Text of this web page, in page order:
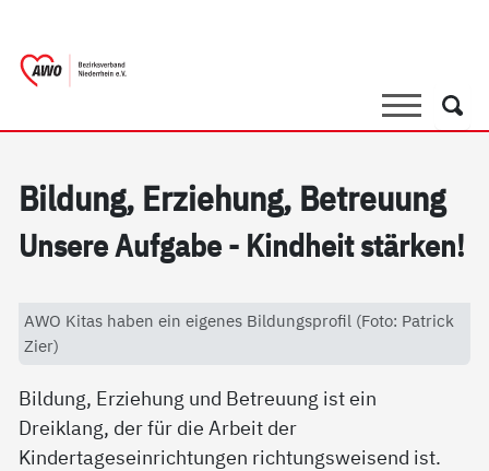
SucheSuche
Bil­dung, Er­zie­hung, Be­t­reu­ung
Un­se­re Auf­ga­be - Kind­heit stär­ken!
AWO Kitas haben ein eigenes Bildungsprofil (Foto: Patrick
Zier)
Bildung, Erziehung und Betreuung ist ein
Dreiklang, der für die Arbeit der
Kindertageseinrichtungen richtungsweisend ist.